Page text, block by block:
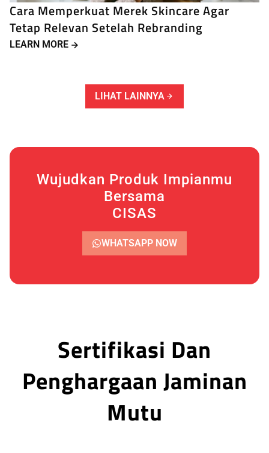
Cara Memperkuat Merek Skincare Agar
Tetap Relevan Setelah Rebranding
LEARN MORE
LIHAT LAINNYA
Wujudkan Produk Impianmu
Bersama
CISAS
WHATSAPP NOW
Sertifikasi Dan
Penghargaan Jaminan
Mutu